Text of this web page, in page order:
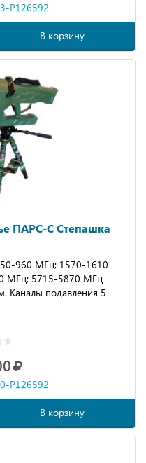
P126592
В корзину
ПАРС-С Степашка
960 МГц; 1570-1610
МГц; 5715-5870 МГц
Каналы подавления 5
P126592
В корзину